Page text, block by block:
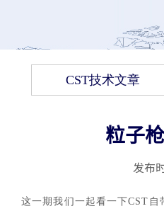
CST技术文章
粒子
发布
这一期我们一起看一下CST自